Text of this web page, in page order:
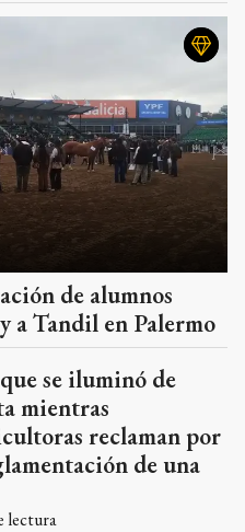
de alumnos
a Tandil en Palermo
se iluminó de
mientras
reclaman por
de una
lectura